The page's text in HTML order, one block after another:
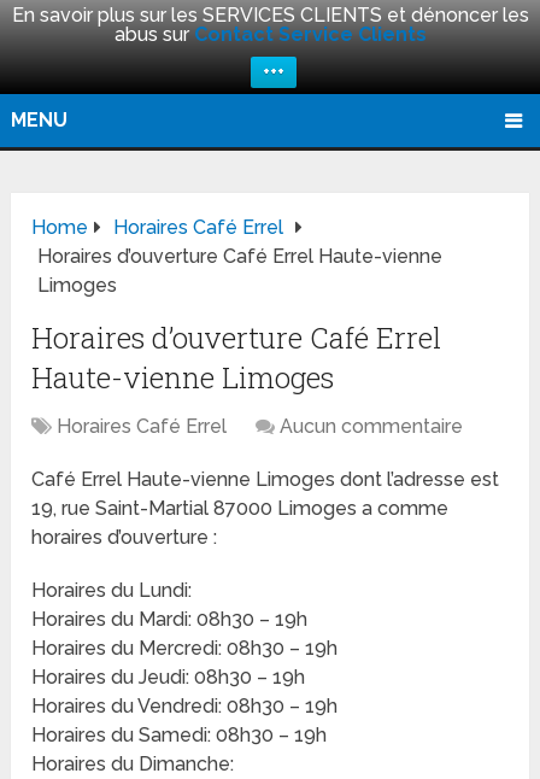
En savoir plus sur les SERVICES CLIENTS et dénoncer les
abus sur Contact Service Clients
+++
MENU
Home
Horaires Café Errel
Horaires d’ouverture Café Errel Haute-vienne
Limoges
Horaires d’ouverture Café Errel
Haute-vienne Limoges
Horaires Café Errel Aucun commentaire
Café Errel Haute-vienne Limoges dont l’adresse est
19, rue Saint-Martial 87000 Limoges a comme
horaires d’ouverture :
Horaires du Lundi:
Horaires du Mardi: 08h30 – 19h
Horaires du Mercredi: 08h30 – 19h
Horaires du Jeudi: 08h30 – 19h
Horaires du Vendredi: 08h30 – 19h
Horaires du Samedi: 08h30 – 19h
Horaires du Dimanche: